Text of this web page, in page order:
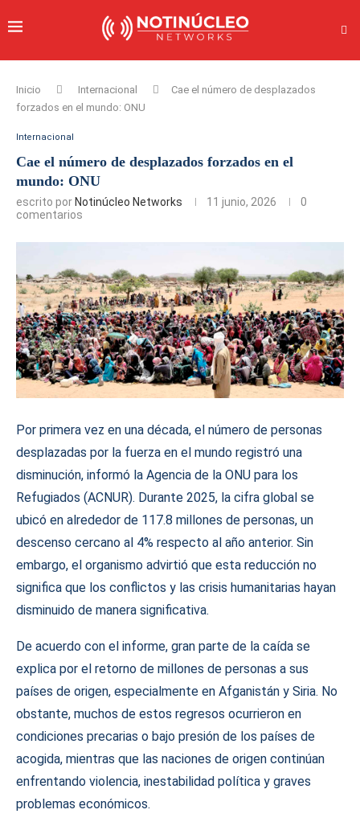
Inicio Internacional
Cae el número de desplazados
forzados en el mundo: ONU
Internacional
Cae el número de desplazados forzados en el
mundo: ONU
escrito por Notinúcleo Networks 11 junio, 2026
0
comentarios
Por primera vez en una década, el número de personas
desplazadas por la fuerza en el mundo registró una
disminución, informó la Agencia de la ONU para los
Refugiados (ACNUR). Durante 2025, la cifra global se
ubicó en alrededor de 117.8 millones de personas, un
descenso cercano al 4% respecto al año anterior. Sin
embargo, el organismo advirtió que esta reducción no
significa que los conflictos y las crisis humanitarias hayan
disminuido de manera significativa.
De acuerdo con el informe, gran parte de la caída se
explica por el retorno de millones de personas a sus
países de origen, especialmente en Afganistán y Siria. No
obstante, muchos de estos regresos ocurrieron en
condiciones precarias o bajo presión de los países de
acogida, mientras que las naciones de origen continúan
enfrentando violencia, inestabilidad política y graves
problemas económicos.